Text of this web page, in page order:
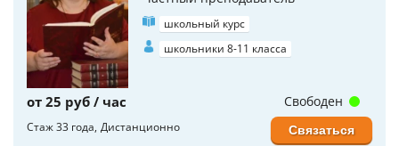
школьный курс
школьники 8-11 класса
от 25 руб / час
Стаж 33 года Дистанционно
Свободен
Связаться